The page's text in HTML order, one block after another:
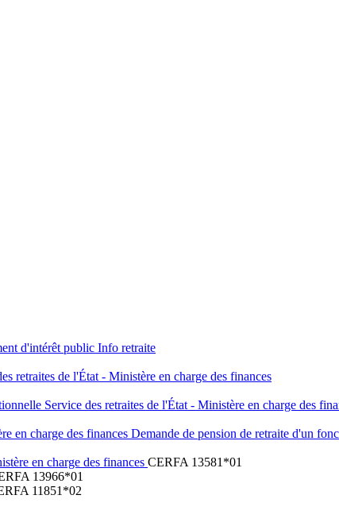
d'intérêt public Info retraite
retraites de l'État - Ministère en charge des finances
Service des retraites de l'État - Ministère en charge des
en charge des finances Demande de pension de retraite d'un
en charge des finances CERFA 13581*01
13966*01
11851*02